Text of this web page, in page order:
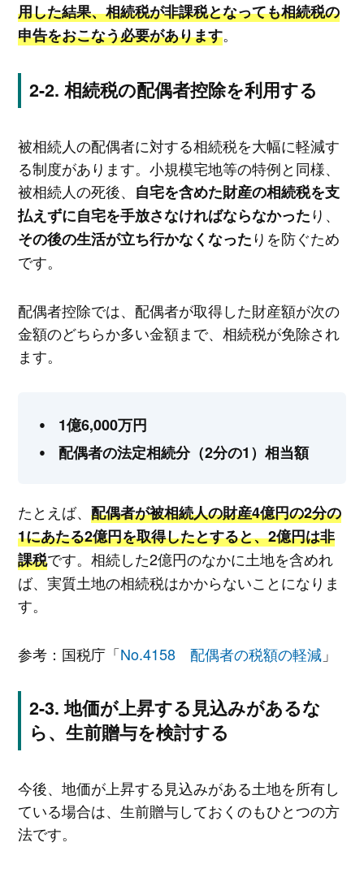
用した結果、相続税が非課税となっても相続税の
申告をおこなう必要があります。
相続税の配偶者控除を利用する
被相続人の配偶者に対する相続税を大幅に軽減す
る制度があります。小規模宅地等の特例と同様、
被相続人の死後、 自宅を含めた財産の相続税を支
払えずに自宅を手放さなければならなかったり、
その後の生活が立ち行かなくなったりを防ぐため
です。
配偶者控除では、配偶者が取得した財産額が次の
金額のどちらか多い金額まで、相続税が免除され
ます。
1億6,000万円
配偶者の法定相続分（2分の1）相当額
たとえば、 配偶者が被相続人の財産4億円の2分の
1にあたる2億円を取得したとすると、2億円は非
課税です。相続した2億円のなかに土地を含めれ
ば、実質土地の相続税はかからないことになりま
す。
参考：国税庁「No.4158 配偶者の税額の軽減」
地価が上昇する見込みがあるな
ら、生前贈与を検討する
今後、地価が上昇する見込みがある土地を所有し
ている場合は、生前贈与しておくのもひとつの方
法です。